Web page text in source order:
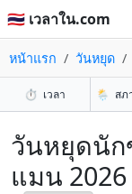
🇹🇭 เวลาใน.com
หน้าแรก วันหยุด
⏱️ เวลา 🌦️ สภ
วันหยุดนัก
แมน